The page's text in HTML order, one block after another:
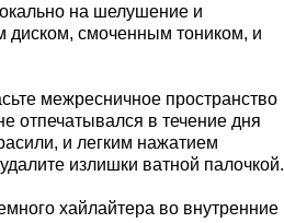
на шелушение и
диском, смоченным тоником, и
межресничное пространство
отпечатывался в течение дня
и легким нажатием
излишки ватной палочкой.
хайлайтера во внутренние